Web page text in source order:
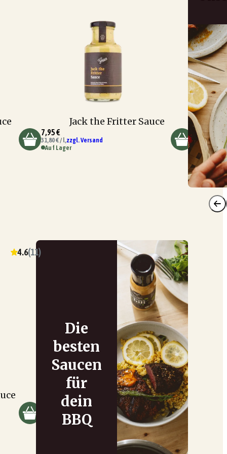
Jack the Fritter Sauce
7,95 €
31,80 € / l,zzgl. Versand
Auf Lager
4.6(11)
Die
besten
Saucen
für
dein
BBQ